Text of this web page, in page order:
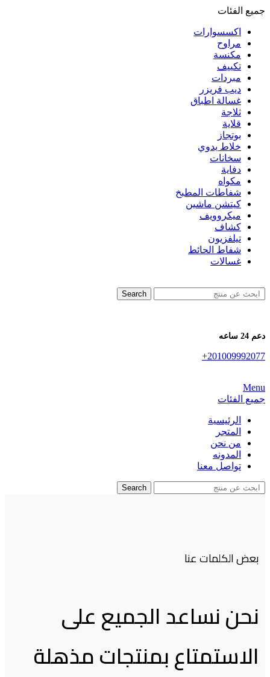
جميع الفئات
اكسسوارات
مراوح
مكنسة
تكييف
مبردات
ديب فريزر
غسالة اطباق
ثلاجة
قلاية
بوتجاز
خلاط يدوي
سخانات
دفاية
مكواه
شفاطات المطبخ
كيتشن ماشين
ميكروويف
كشاف
تيلفزيون
شفاط الحائط
غسالات
Search
دعم 24 ساعه
+201009992077
Menu
جميع الفئات
الرئيسية
المتجر
من نحن
المدونه
تواصل معنا
Search
بعض الكلمات عنا
نحن نساعد الجميع على
الاستمتاع بمنتجات مذهلة